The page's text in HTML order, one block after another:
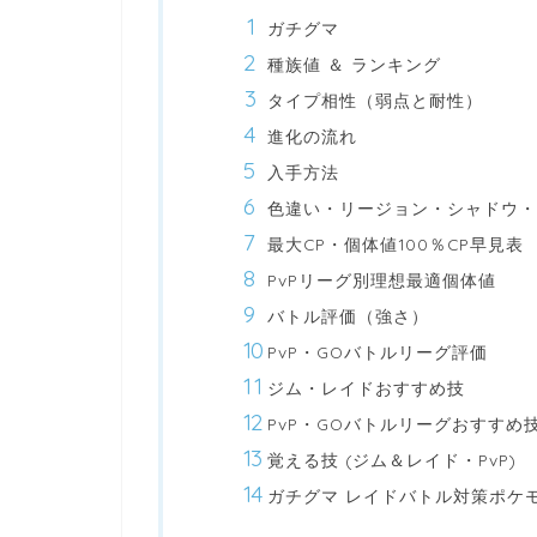
ガチグマ
種族値 ＆ ランキング
タイプ相性（弱点と耐性）
進化の流れ
入手方法
色違い・リージョン・シャドウ
最大CP・個体値100％CP早見表
PvPリーグ別理想最適個体値
バトル評価（強さ）
PvP・GOバトルリーグ評価
ジム・レイドおすすめ技
PvP・GOバトルリーグおすすめ
覚える技 (ジム＆レイド・PvP)
ガチグマ レイドバトル対策ポケ